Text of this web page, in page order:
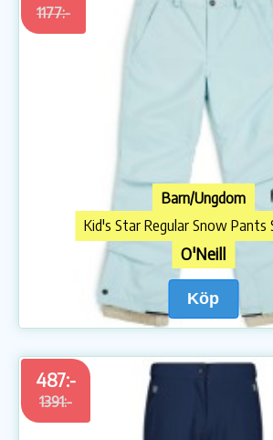
1177:-
Barn/Ungdom
Kid's Star Regular Snow Pants
O'Neill
Köp
487:-
1391:-